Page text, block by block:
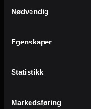
Nødvendig
Egenskaper
Statistikk
Markedsføring